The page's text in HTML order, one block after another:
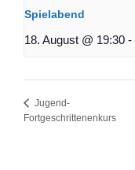
Spielabend
18. August @ 19:30 -
Jugend-
Fortgeschrittenenkurs